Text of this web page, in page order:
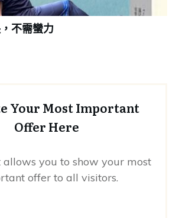
不需蠻力
Your Most Important
Offer Here
you to show your most
offer to all visitors.